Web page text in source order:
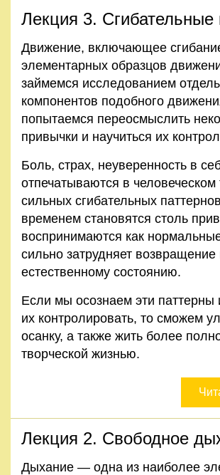
Лекция 3. Сгибательные
Движение, включающее
элементарных образцов
займемся исследованием
компонентов подобного
попытаемся переосмыслить
привычки и научиться их
Боль, страх, неуверенность в
отпечатываются в
сильных сгибательных
временем становятся столь
воспринимаются как
сильно затрудняет возвращение
естественному состоянию.
Если мы осознаем эти паттерны
их контролировать, то сможем
осанку, а также жить более
творческой жизнью.
Лекция 2. Свободное
Дыхание — одна из наиболее